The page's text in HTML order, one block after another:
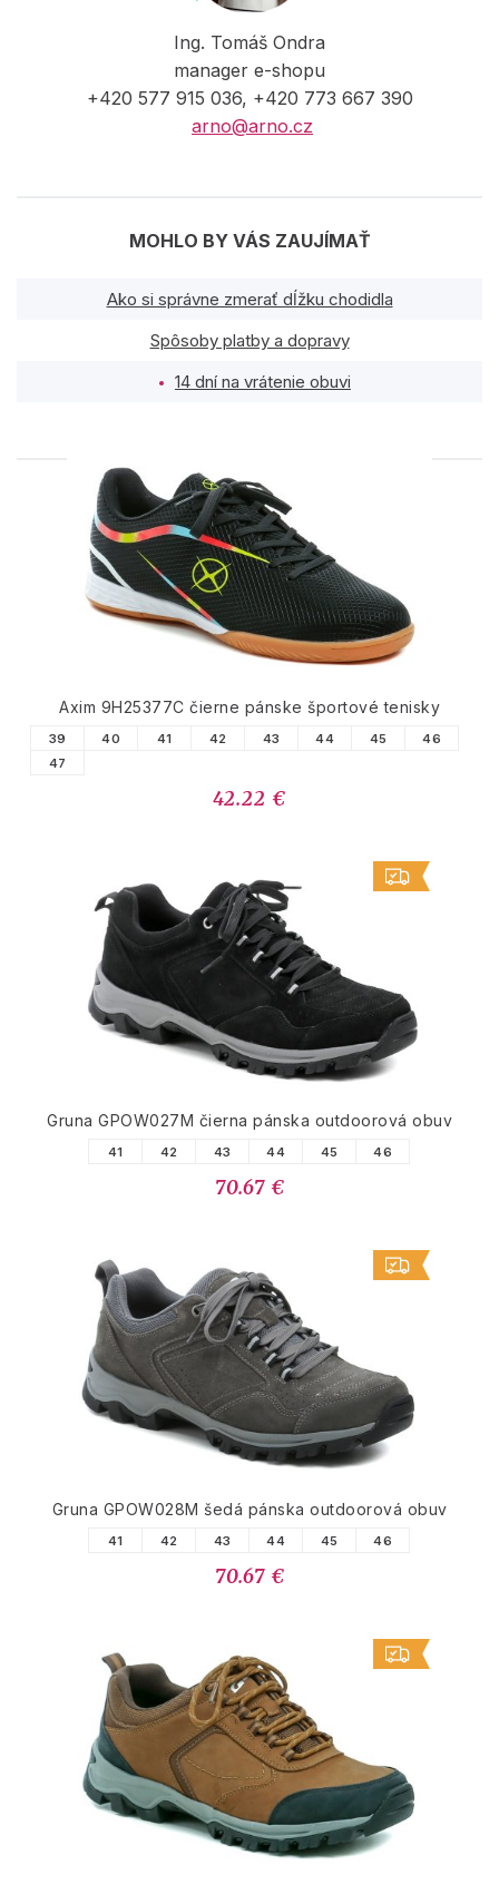
Ing. Tomáš Ondra
manager e-shopu
+420 577 915 036, +420 773 667 390
arno@arno.cz
MOHLO BY VÁS ZAUJÍMAŤ
Ako si správne zmerať dĺžku chodidla
Spôsoby platby a dopravy
14 dní na vrátenie obuvi
PODOBNÉ PRODUKTY
Axim 9H25377C čierne pánske športové tenisky
39 40 41 42 43 44 45
46
47
42.22 €
Gruna GPOW027M čierna pánska outdoorová obuv
41 42 43 44 45 46
70.67 €
Gruna GPOW028M šedá pánska outdoorová obuv
41 42 43 44 45 46
70.67 €